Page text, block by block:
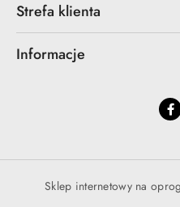
Strefa klienta
Informacje
Sklep internetowy na